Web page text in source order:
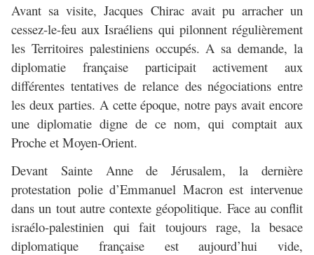
Avant sa visite, Jacques Chirac avait pu arracher un
cessez-le-feu aux Israéliens qui pilonnent régulièrement
les Territoires palestiniens occupés. A sa demande, la
diplomatie française participait activement aux
différentes tentatives de relance des négociations entre
les deux parties. A cette époque, notre pays avait encore
une diplomatie digne de ce nom, qui comptait aux
Proche et Moyen-Orient.
Devant Sainte Anne de Jérusalem, la dernière
protestation polie d’Emmanuel Macron est intervenue
dans un tout autre contexte géopolitique. Face au conflit
israélo-palestinien qui fait toujours rage, la besace
diplomatique française est aujourd’hui vide,